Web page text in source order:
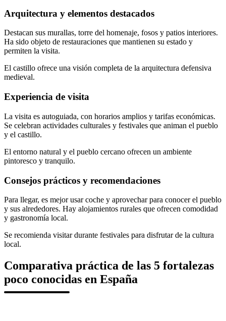
Arquitectura y elementos destacados
Destacan sus murallas, torre del homenaje, fosos y patios interiores.
Ha sido objeto de restauraciones que mantienen su estado y
permiten la visita.
El castillo ofrece una visión completa de la arquitectura defensiva
medieval.
Experiencia de visita
La visita es autoguiada, con horarios amplios y tarifas económicas.
Se celebran actividades culturales y festivales que animan el pueblo
y el castillo.
El entorno natural y el pueblo cercano ofrecen un ambiente
pintoresco y tranquilo.
Consejos prácticos y recomendaciones
Para llegar, es mejor usar coche y aprovechar para conocer el pueblo
y sus alrededores. Hay alojamientos rurales que ofrecen comodidad
y gastronomía local.
Se recomienda visitar durante festivales para disfrutar de la cultura
local.
Comparativa práctica de las 5 fortalezas
poco conocidas en España